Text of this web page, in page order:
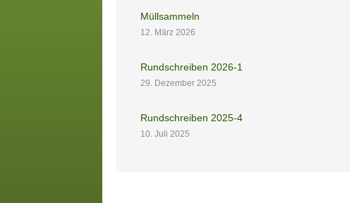
Müllsammeln
12. März 2026
Rundschreiben 2026-1
29. Dezember 2025
Rundschreiben 2025-4
10. Juli 2025